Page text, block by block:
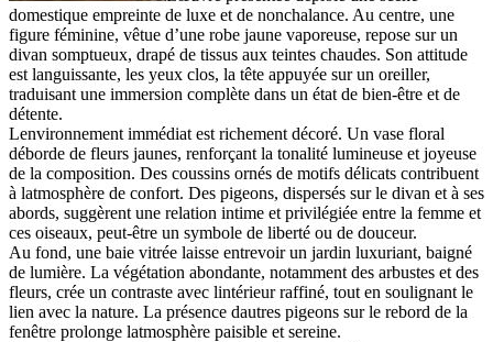
domestique empreinte de luxe et de nonchalance. Au centre, une
figure féminine, vêtue d’une robe jaune vaporeuse, repose sur un
divan somptueux, drapé de tissus aux teintes chaudes. Son attitude
est languissante, les yeux clos, la tête appuyée sur un oreiller,
traduisant une immersion complète dans un état de bien-être et de
détente.
Lenvironnement immédiat est richement décoré. Un vase floral
déborde de fleurs jaunes, renforçant la tonalité lumineuse et joyeuse
de la composition. Des coussins ornés de motifs délicats contribuent
à latmosphère de confort. Des pigeons, dispersés sur le divan et à ses
abords, suggèrent une relation intime et privilégiée entre la femme et
ces oiseaux, peut-être un symbole de liberté ou de douceur.
Au fond, une baie vitrée laisse entrevoir un jardin luxuriant, baigné
de lumière. La végétation abondante, notamment des arbustes et des
fleurs, crée un contraste avec lintérieur raffiné, tout en soulignant le
lien avec la nature. La présence dautres pigeons sur le rebord de la
fenêtre prolonge latmosphère paisible et sereine.